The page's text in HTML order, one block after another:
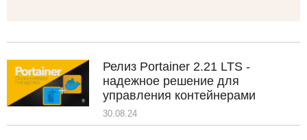
Релиз Portainer 2.21 LTS -
надежное решение для
управления контейнерами
30.08.24